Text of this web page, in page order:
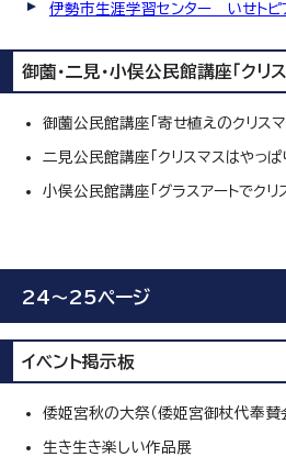
伊勢市生涯学習センター いせトピ
御薗・二見・小俣公民館講座「クリ
御薗公民館講座「寄せ植えのクリスマ
二見公民館講座「クリスマスはやっぱ
小俣公民館講座「グラスアートでクリ
24～25ページ
イベント掲示板
倭姫宮秋の大祭（倭姫宮御杖代奉賛
生き生き楽しい作品展